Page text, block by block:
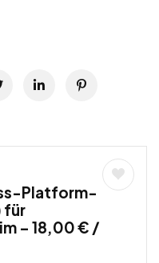
Platform-
für
– 18,00 € /